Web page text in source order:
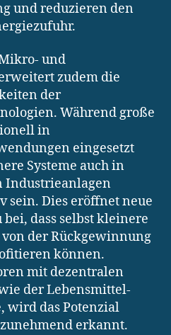
und reduzieren den
und
zudem die
der
Während große
in
eingesetzt
Systeme auch in
Dies eröffnet neue
dass selbst kleinere
der Rückgewinnung
können.
mit dezentralen
der Lebensmittel-
wird das Potenzial
erkannt.